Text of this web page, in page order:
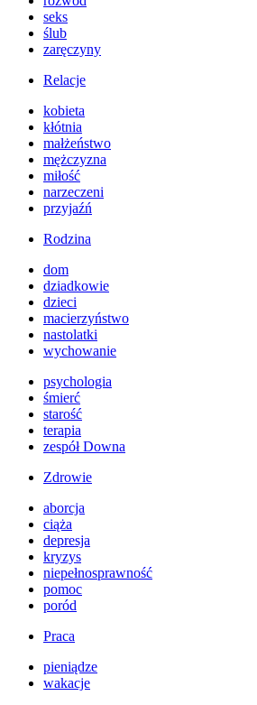
seks
ślub
zaręczyny
Relacje
kobieta
kłótnia
małżeństwo
mężczyzna
miłość
narzeczeni
przyjaźń
Rodzina
dom
dziadkowie
dzieci
macierzyństwo
nastolatki
wychowanie
psychologia
śmierć
starość
terapia
zespół Downa
Zdrowie
aborcja
ciąża
depresja
kryzys
niepełnosprawność
pomoc
poród
Praca
pieniądze
wakacje